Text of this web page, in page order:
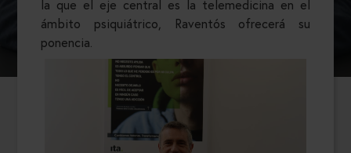
la que el eje central es la telemedicina en el
ámbito psiquiátrico, Raventós ofrecerá su
ponencia.